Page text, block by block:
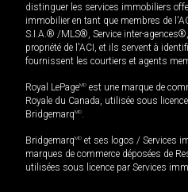
distinguer les services immobiliers
immobilier en tant que membres de
S.I.A.® /MLS®, Service inter-
propriété de l'ACI, et ils servent à
fournissent les courtiers et agents
Royal LePageMD est une marque de
Royale du Canada, utilisée sous
BridgemarqMD.
BridgemarqMD et ses logos / Services
marques de commerce déposées de
utilisées sous licence par Services